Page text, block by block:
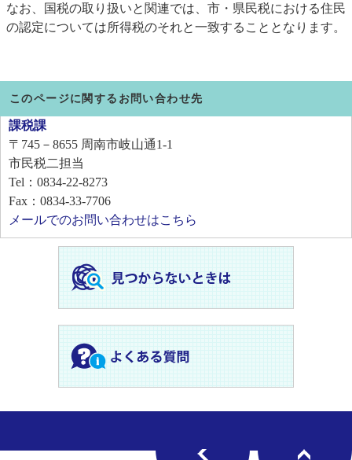
なお、国税の取り扱いと関連では、市・県民税における住民
の認定については所得税のそれと一致することとなります。
このページに関するお問い合わせ先
課税課
〒745－8655 周南市岐山通1-1
市民税二担当
Tel：0834-22-8273
Fax：0834-33-7706
メールでのお問い合わせはこちら